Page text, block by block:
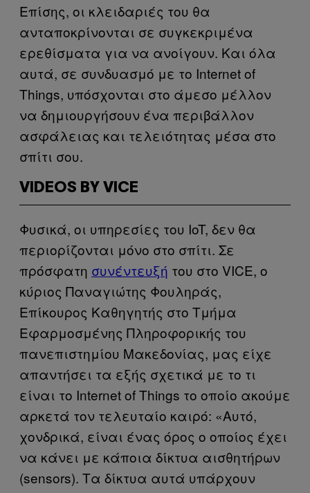
Επίσης, οι κλειδαριές του θα
ανταποκρίνονται σε συγκεκριμένα
ερεθίσματα για να ανοίγουν. Και όλα
αυτά, σε συνδυασμό με το Internet of
Things, υπόσχονται στο άμεσο μέλλον
να δημιουργήσουν ένα περιβάλλον
ασφάλειας και τελειότητας μέσα στο
σπίτι σου.
VIDEOS BY VICE
Φυσικά, οι υπηρεσίες του IoT, δεν θα
περιορίζονται μόνο στο σπίτι. Σε
πρόσφατη συνέντευξή του στο VICE, ο
κύριος Παναγιώτης Φουληράς,
Επίκουρος Καθηγητής στο Τμήμα
Εφαρμοσμένης Πληροφορικής του
πανεπιστημίου Μακεδονίας, μας είχε
απαντήσει τα εξής σχετικά με το τι
είναι το Internet of Things το οποίο ακούμε
αρκετά τον τελευταίο καιρό: «Αυτό,
χονδρικά, είναι ένας όρος ο οποίος έχει
να κάνει με κάποια δίκτυα αισθητήρων
(sensors). Τα δίκτυα αυτά υπάρχουν